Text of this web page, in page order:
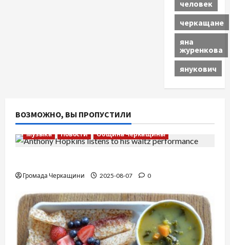
человек
черкащане
яна
журенкова
янукович
ВОЗМОЖНО, ВЫ ПРОПУСТИЛИ
Музыка Новости Община Черкащины
Громада Черкащини 2025-08-07 0